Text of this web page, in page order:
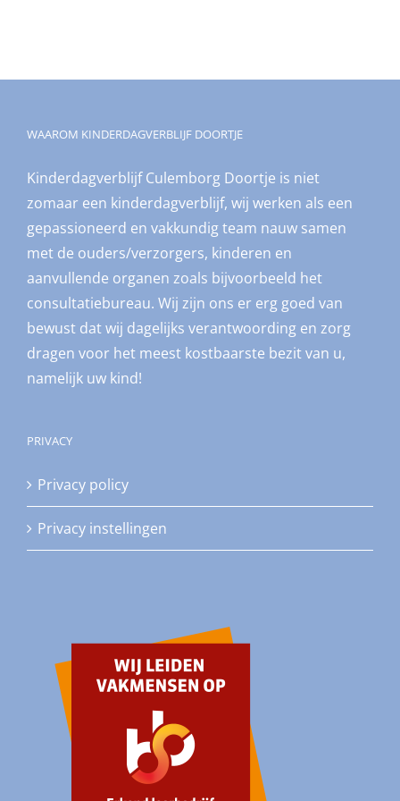
WAAROM KINDERDAGVERBLIJF DOORTJE
Kinderdagverblijf Culemborg Doortje is niet
zomaar een kinderdagverblijf, wij werken als een
gepassioneerd en vakkundig team nauw samen
met de ouders/verzorgers, kinderen en
aanvullende organen zoals bijvoorbeeld het
consultatiebureau. Wij zijn ons er erg goed van
bewust dat wij dagelijks verantwoording en zorg
dragen voor het meest kostbaarste bezit van u,
namelijk uw kind!
PRIVACY
Privacy policy
Privacy instellingen